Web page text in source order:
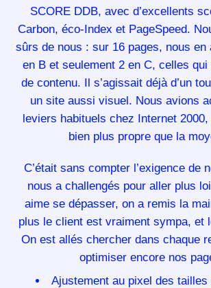
SCORE DDB, avec d’excellents
Carbon, éco-Index et PageSpeed.
sûrs de nous : sur 16 pages, nous en
en B et seulement 2 en C, celles
de contenu. Il s’agissait déjà d’un
un site aussi visuel. Nous avions
leviers habituels chez Internet
bien plus propre que la
C’était sans compter l’exigence de
nous a challengés pour aller plus
aime se dépasser, on a remis la
plus le client est vraiment sympa, et
On est allés chercher dans chaque
optimiser encore nos
Ajustement au pixel des tailles